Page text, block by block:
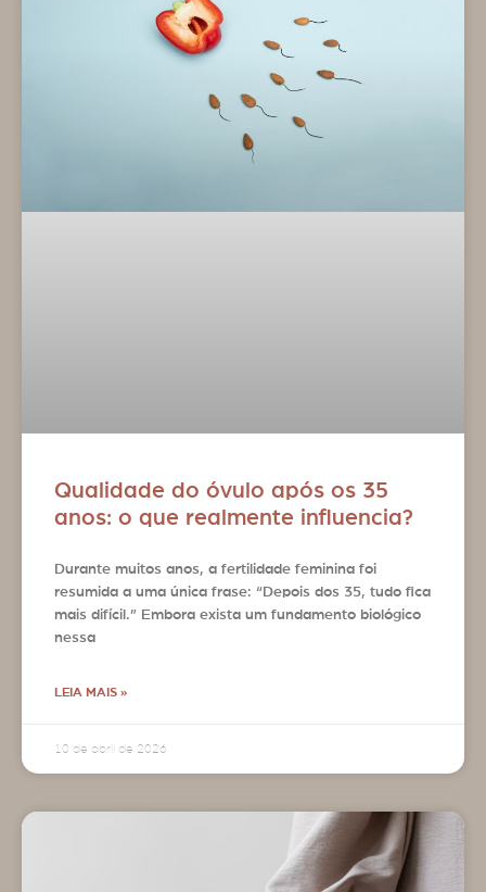
Qualidade do óvulo após os 35
anos: o que realmente influencia?
Durante muitos anos, a fertilidade feminina foi
resumida a uma única frase: “Depois dos 35, tudo fica
mais difícil.” Embora exista um fundamento biológico
nessa
LEIA MAIS »
10 de abril de 2026